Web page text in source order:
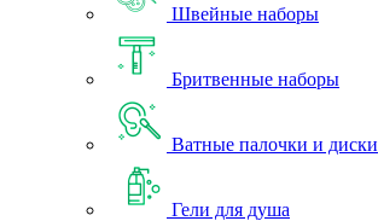
Швейные наборы
Бритвенные наборы
Ватные палочки и диски
Гели для душа